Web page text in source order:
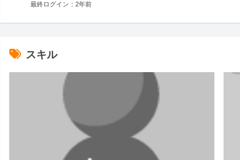
最終ログイン：2年前
スキル